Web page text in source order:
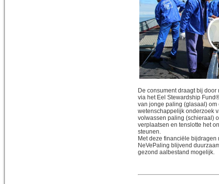
De consument draagt bij
via het Eel Stewardship
van jonge paling (glasaal) om
wetenschappelijk onderzoek
volwassen paling (schieraal)
verplaatsen en tenslotte het
steunen.
Met deze financiële bijdragen
NeVePaling blijvend
gezond aalbestand mogelijk.